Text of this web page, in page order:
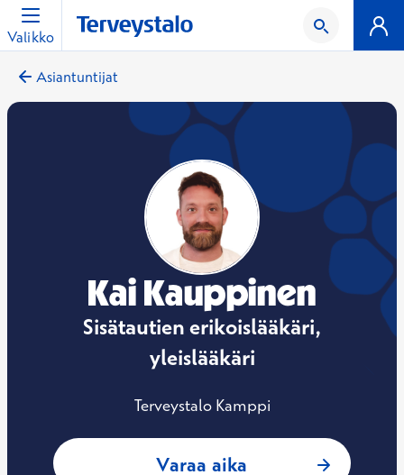
Valikko
Asiantuntijat
Kai Kauppinen
Sisätautien erikoislääkäri,
yleislääkäri
Terveystalo Kamppi
Varaa aika : Kai Kauppinen,